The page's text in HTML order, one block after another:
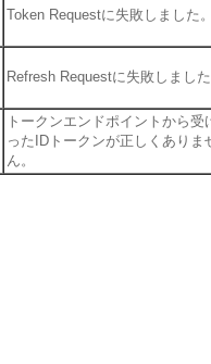
Token Requestに失敗しました
Refresh Requestに失敗しまし
トークンエンドポイントから受
ったIDトークンが正しくありま
ん。